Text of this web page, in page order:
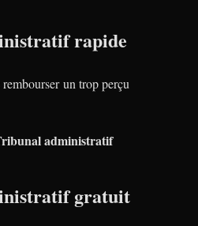
rapide
un trop perçu
administratif
gratuit